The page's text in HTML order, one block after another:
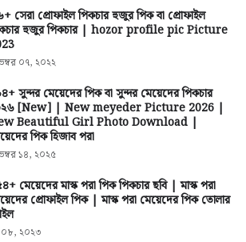
সেরা প্রোফাইল পিকচার হুজুর পিক বা প্রোফাইল
হুজুর পিকচার | hozor profile pic Picture
০৭, ২০২২
সুন্দর মেয়েদের পিক বা সুন্দর মেয়েদের পিকচার
[New] | New meyeder Picture 2026 |
Beautiful Girl Photo Download |
পিক হিজাব পরা
১৪, ২০২৫
মেয়েদের মাস্ক পরা পিক পিকচার ছবি | মাস্ক পরা
প্রোফাইল পিক | মাস্ক পরা মেয়েদের পিক তোলার
০৮, ২০২৩